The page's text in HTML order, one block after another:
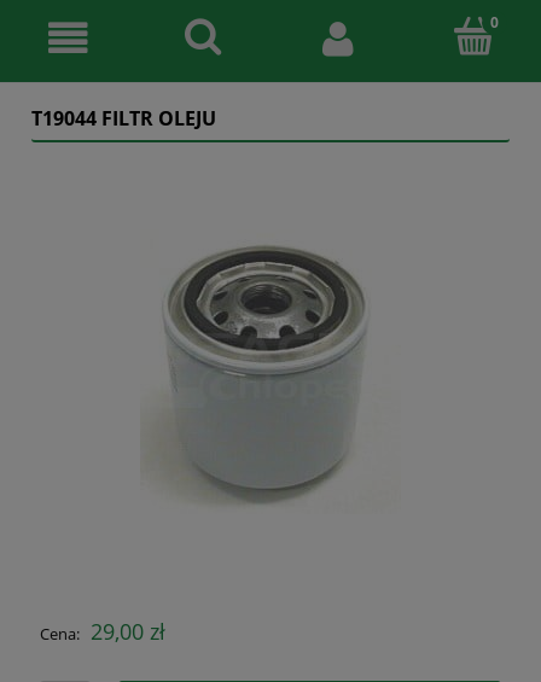
T19044 FILTR OLEJU
Cena: 29,00 zł